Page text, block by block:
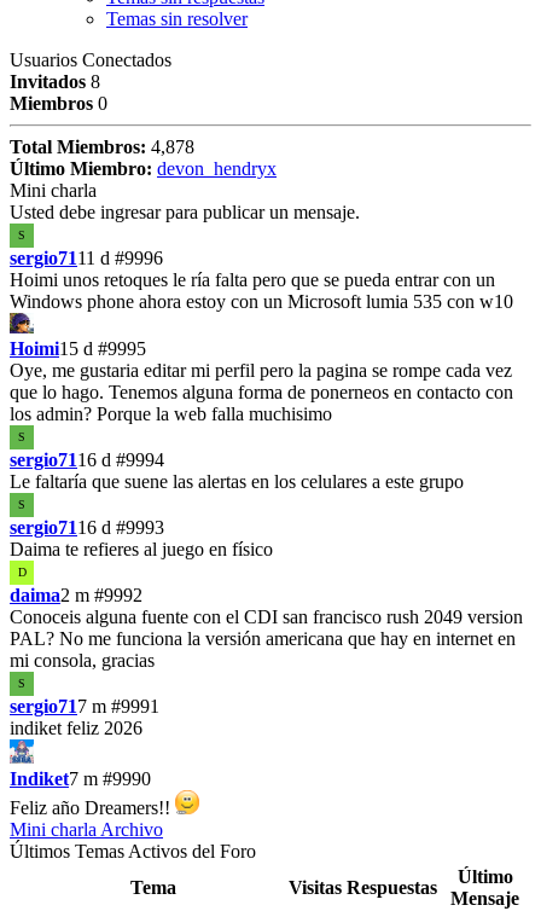
Temas sin resolver
Usuarios Conectados
Invitados 8
Miembros 0
Total Miembros: 4,878
Último Miembro: devon_hendryx
Mini charla
Usted debe ingresar para publicar un mensaje.
S
sergio7111 d #9996
Hoimi unos retoques le ría falta pero que se pueda entrar con un
Windows phone ahora estoy con un Microsoft lumia 535 con w10
Hoimi15 d #9995
Oye, me gustaria editar mi perfil pero la pagina se rompe cada vez
que lo hago. Tenemos alguna forma de ponerneos en contacto con
los admin? Porque la web falla muchisimo
S
sergio7116 d #9994
Le faltaría que suene las alertas en los celulares a este grupo
S
sergio7116 d #9993
Daima te refieres al juego en físico
D
daima2 m #9992
Conoceis alguna fuente con el CDI san francisco rush 2049 version
PAL? No me funciona la versión americana que hay en internet en
mi consola, gracias
S
sergio717 m #9991
indiket feliz 2026
Indiket7 m #9990
Feliz año Dreamers!!
Mini charla Archivo
Últimos Temas Activos del Foro
Tema
Visitas Respuestas
Último
Mensaje